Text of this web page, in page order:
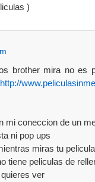
)
brother mira no es
http://
mi coneccion de un
ni pop ups
miras tu pelicula
tiene peliculas de
ver